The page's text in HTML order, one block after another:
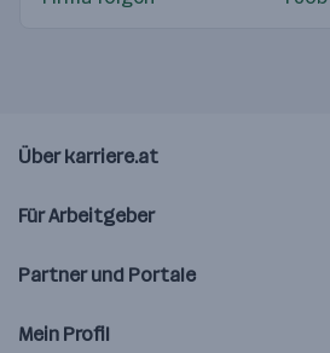
Über karriere.at
Für Arbeitgeber
Partner und Portale
Mein Profil